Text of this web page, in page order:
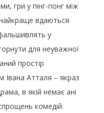
гри у пінг-понг між
вдаються
у
для неуважної
простір
Івана Атталя – якраз
в якій немає ані
комедій.